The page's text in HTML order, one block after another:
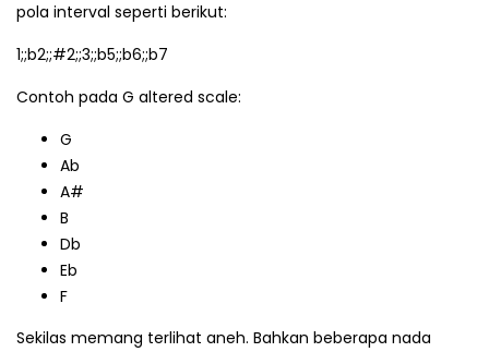
pola interval seperti berikut:
1;;b2;;#2;;3;;b5;;b6;;b7
Contoh pada G altered scale:
G
Ab
A#
B
Db
Eb
F
Sekilas memang terlihat aneh. Bahkan beberapa nada